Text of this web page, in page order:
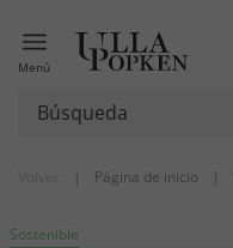
Menú
| Página de inicio |
Sostenible